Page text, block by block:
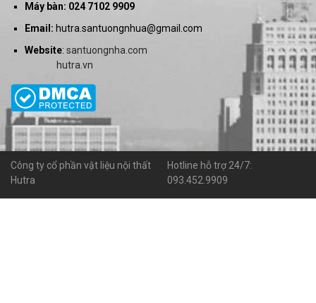
Máy bàn: 024 7102 9909
Email: hutra.santuongnhua@gmail.com
Website: santuongnha.com
hutra.vn
Công ty cổ phần vật liệu nội thất
Hutra
Hotline hỗ trợ 24/7:
093.452.9909